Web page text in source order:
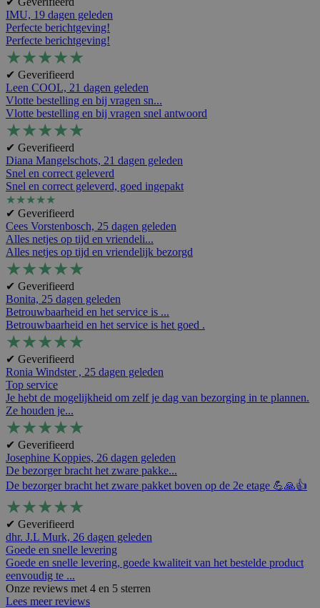
IMU, 19 dagen geleden
Perfecte berichtgeving!
Perfecte berichtgeving!
★★★★★
✔ Geverifieerd
Leen COOL, 21 dagen geleden
Vlotte bestelling en bij vragen sn...
Vlotte bestelling en bij vragen snel antwoord
★★★★★
✔ Geverifieerd
Diana Mangelschots, 21 dagen geleden
Snel en correct geleverd
Snel en correct geleverd, goed ingepakt
★★★★★
✔ Geverifieerd
Cees Vorstenbosch, 25 dagen geleden
Alles netjes op tijd en vriendeli...
Alles netjes op tijd en vriendelijk bezorgd
★★★★★
✔ Geverifieerd
Bonita, 25 dagen geleden
Betrouwbaarheid en het service is ...
Betrouwbaarheid en het service is het goed .
★★★★★
✔ Geverifieerd
Ronia Windster , 25 dagen geleden
Top service
Je hebt de mogelijkheid om zelf je dag van bezorging in te plannen.
Ze houden je...
★★★★★
✔ Geverifieerd
Josephine Koppies, 26 dagen geleden
De bezorger bracht het zware pakke...
De bezorger bracht het zware pakket boven op de 2e etage 💪🙏👍
★★★★★
✔ Geverifieerd
dhr. J.L Murk, 26 dagen geleden
Goede en snelle levering
Goede en snelle levering, goede kwaliteit van het bestelde product
eenvoudig te ...
Onze reviews met 4 en 5 sterren
Lees meer reviews